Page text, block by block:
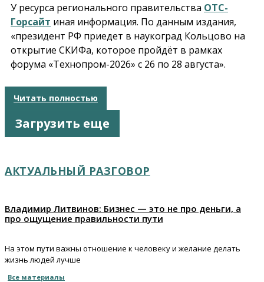
У ресурса регионального правительства ОТС-
Горсайт иная информация. По данным издания,
«президент РФ приедет в наукоград Кольцово на
открытие СКИФа, которое пройдёт в рамках
форума «Технопром-2026» с 26 по 28 августа».
Читать полностью
Загрузить еще
АКТУАЛЬНЫЙ РАЗГОВОР
Владимир Литвинов: Бизнес — это не про деньги, а
про ощущение правильности пути
На этом пути важны отношение к человеку и желание делать
жизнь людей лучше
Все материалы